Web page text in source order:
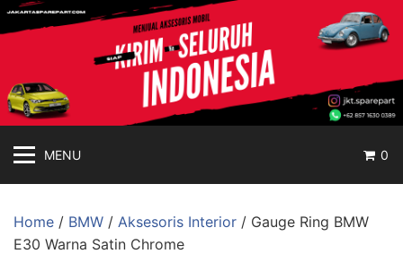
Langsung
ke
jakartasparepart
Online
MENU 0
Home / BMW / Aksesoris Interior / Gauge Ring BMW
E30 Warna Satin Chrome